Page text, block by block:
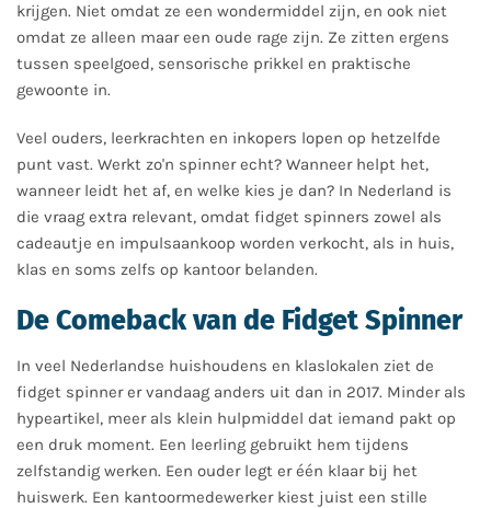
krijgen. Niet omdat ze een wondermiddel zijn, en ook niet
omdat ze alleen maar een oude rage zijn. Ze zitten ergens
tussen speelgoed, sensorische prikkel en praktische
gewoonte in.
Veel ouders, leerkrachten en inkopers lopen op hetzelfde
punt vast. Werkt zo'n spinner echt? Wanneer helpt het,
wanneer leidt het af, en welke kies je dan? In Nederland is
die vraag extra relevant, omdat fidget spinners zowel als
cadeautje en impulsaankoop worden verkocht, als in huis,
klas en soms zelfs op kantoor belanden.
De Comeback van de Fidget Spinner
In veel Nederlandse huishoudens en klaslokalen ziet de
fidget spinner er vandaag anders uit dan in 2017. Minder als
hypeartikel, meer als klein hulpmiddel dat iemand pakt op
een druk moment. Een leerling gebruikt hem tijdens
zelfstandig werken. Een ouder legt er één klaar bij het
huiswerk. Een kantoormedewerker kiest juist een stille